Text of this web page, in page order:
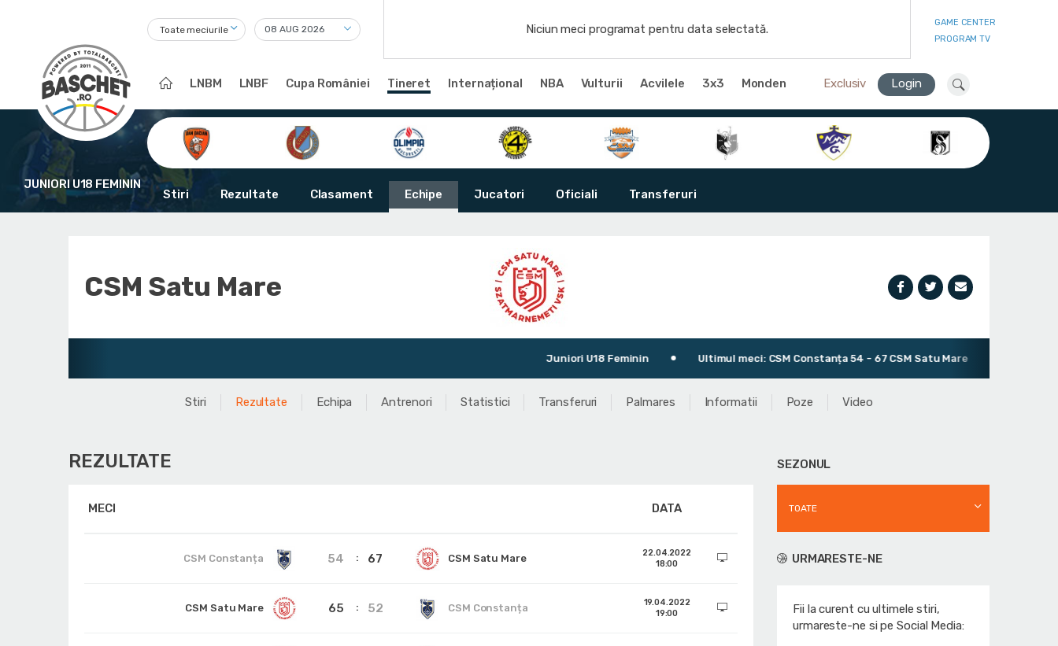
Toate meciurile Niciun meci programat pentru data selectată.
GAME CENTER
PROGRAM TV
LNBM LNBF Cupa României Tineret Internațional NBA Vulturii Acvilele 3x3 Monden Exclusiv Login
JUNIORI U18 FEMININ
Stiri Rezultate Clasament Echipe Jucatori Oficiali Transferuri
CSM Satu Mare
Juniori U18 Feminin Ultimul meci: CSM Constanța 54 - 67 CSM Satu Mare
Stiri Rezultate Echipa Antrenori Statistici Transferuri Palmares Informatii Poze Video
REZULTATE
MECI DATA
CSM Constanța 54 67 CSM Satu Mare
22.04.2022
18:00
CSM Satu Mare 65 52 CSM Constanța
19.04.2022
19:00
SEZONUL
TOATE
URMARESTE-NE
Fii la curent cu ultimele stiri,
urmareste-ne si pe Social Media: